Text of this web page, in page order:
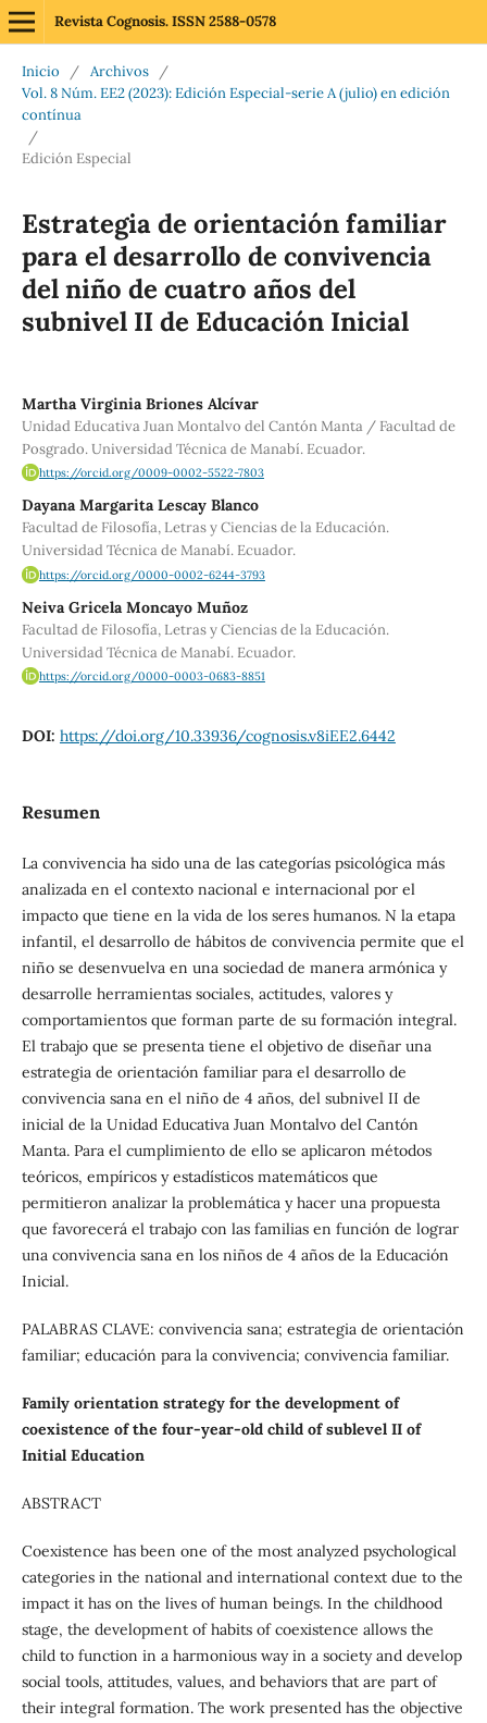
Revista Cognosis. ISSN 2588-0578
Inicio / Archivos
/
Vol. 8 Núm. EE2 (2023): Edición Especial-serie A (julio) en edición
contínua
/
Edición Especial
Estrategia de orientación familiar
para el desarrollo de convivencia
del niño de cuatro años del
subnivel II de Educación Inicial
Martha Virginia Briones Alcívar
Unidad Educativa Juan Montalvo del Cantón Manta / Facultad de
Posgrado. Universidad Técnica de Manabí. Ecuador.
https://orcid.org/0009-0002-5522-7803
Dayana Margarita Lescay Blanco
Facultad de Filosofía, Letras y Ciencias de la Educación.
Universidad Técnica de Manabí. Ecuador.
https://orcid.org/0000-0002-6244-3793
Neiva Gricela Moncayo Muñoz
Facultad de Filosofía, Letras y Ciencias de la Educación.
Universidad Técnica de Manabí. Ecuador.
https://orcid.org/0000-0003-0683-8851
DOI: https://doi.org/10.33936/cognosis.v8iEE2.6442
Resumen
La convivencia ha sido una de las categorías psicológica más
analizada en el contexto nacional e internacional por el
impacto que tiene en la vida de los seres humanos. N la etapa
infantil, el desarrollo de hábitos de convivencia permite que el
niño se desenvuelva en una sociedad de manera armónica y
desarrolle herramientas sociales, actitudes, valores y
comportamientos que forman parte de su formación integral.
El trabajo que se presenta tiene el objetivo de diseñar una
estrategia de orientación familiar para el desarrollo de
convivencia sana en el niño de 4 años, del subnivel II de
inicial de la Unidad Educativa Juan Montalvo del Cantón
Manta. Para el cumplimiento de ello se aplicaron métodos
teóricos, empíricos y estadísticos matemáticos que
permitieron analizar la problemática y hacer una propuesta
que favorecerá el trabajo con las familias en función de lograr
una convivencia sana en los niños de 4 años de la Educación
Inicial.
PALABRAS CLAVE: convivencia sana; estrategia de orientación
familiar; educación para la convivencia; convivencia familiar.
Family orientation strategy for the development of
coexistence of the four-year-old child of sublevel II of
Initial Education
ABSTRACT
Coexistence has been one of the most analyzed psychological
categories in the national and international context due to the
impact it has on the lives of human beings. In the childhood
stage, the development of habits of coexistence allows the
child to function in a harmonious way in a society and develop
social tools, attitudes, values, and behaviors that are part of
their integral formation. The work presented has the objective